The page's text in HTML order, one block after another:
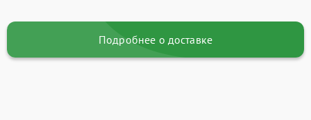
Подробнее о доставке